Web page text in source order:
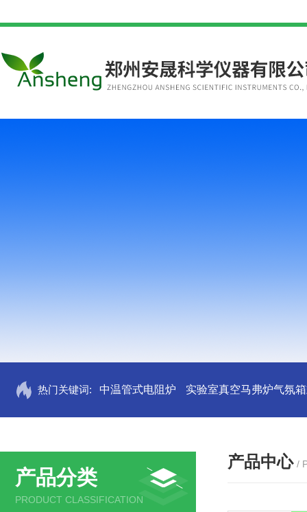
热门关键词: 中温管式电阻炉 实验室真空马弗炉气氛
产品分类
PRODUCT CLASSIFICATION
产品中心 /